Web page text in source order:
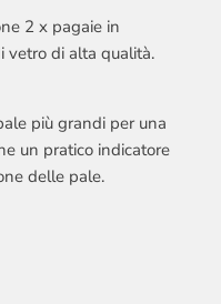
2 x pagaie in
vetro di alta qualità.
più grandi per una
un pratico indicatore
delle pale.